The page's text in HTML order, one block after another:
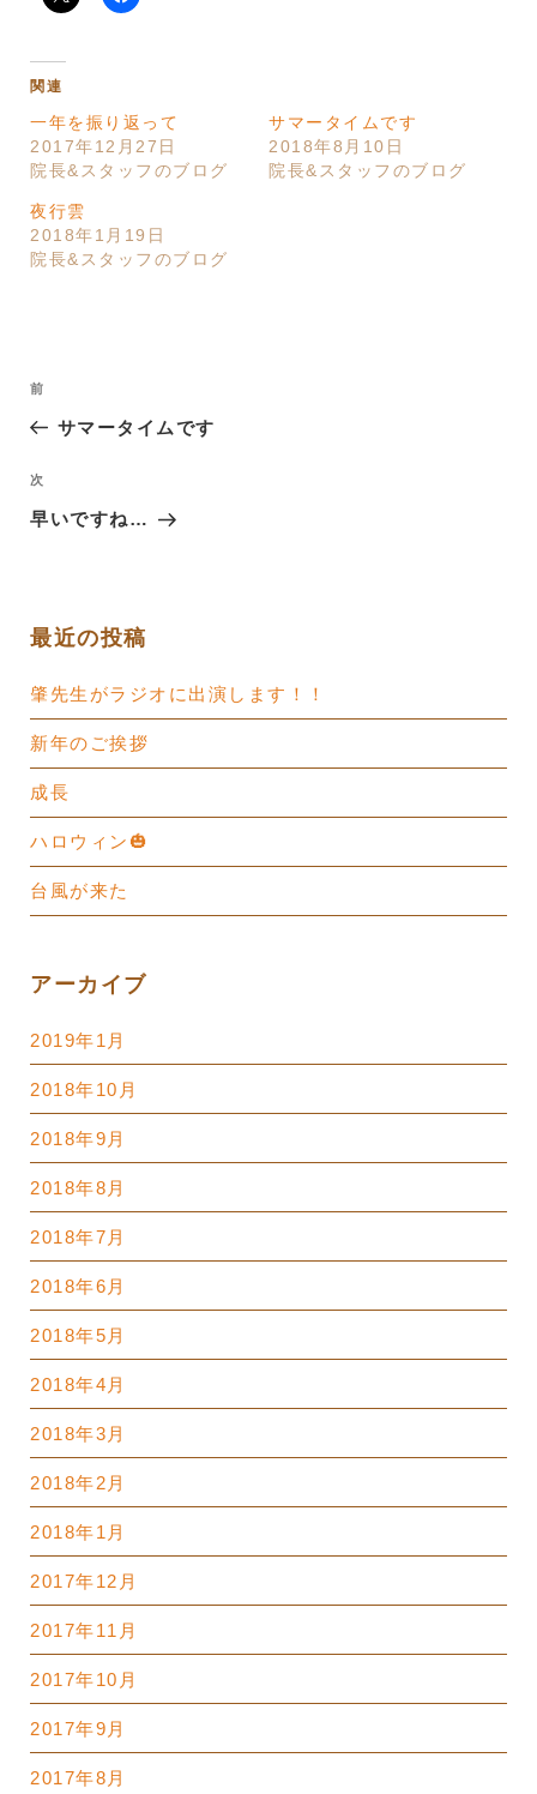
関連
一年を振り返って
2017年12月27日
院長&スタッフのブログ
サマータイムです
2018年8月10日
院長&スタッフのブログ
夜行雲
2018年1月19日
院長&スタッフのブログ
投
ナ
ビ
ゲ
ン
過
去
投
稿
前
サマータイムです
次
の
次
早いですね…
最近の投稿
肇先生がラジオに出演します！！
新年のご挨拶
成長
ハロウィン🎃
台風が来た
アーカイブ
2019年1月
2018年10月
2018年9月
2018年8月
2018年7月
2018年6月
2018年5月
2018年4月
2018年3月
2018年2月
2018年1月
2017年12月
2017年11月
2017年10月
2017年9月
2017年8月